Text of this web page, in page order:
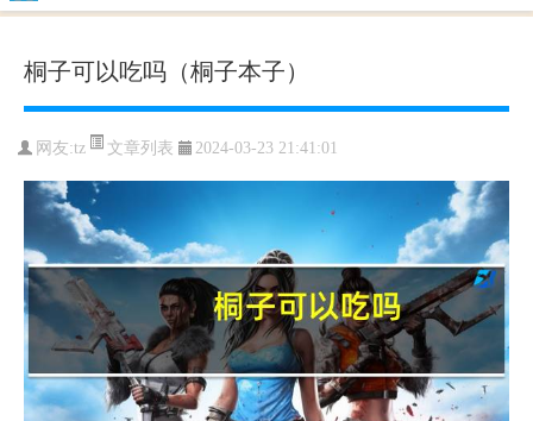
桐子可以吃吗（桐子本子）
网友:tz 文章列表 2024-03-23 21:41:01